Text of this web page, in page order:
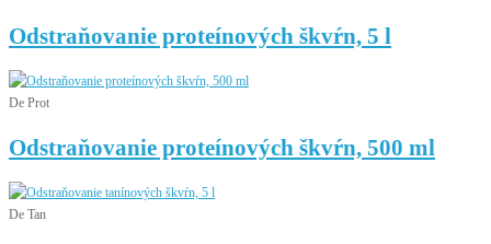
Odstraňovanie proteínových škvŕn, 5 l
De Prot
Odstraňovanie proteínových škvŕn, 500 ml
De Tan